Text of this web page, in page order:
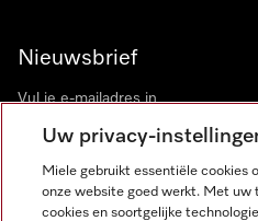
Nieuwsbrief
Uw privacy-
Miele gebruikt essentiële cookies
onze website goed werkt. Met uw
cookies en soortgelijke